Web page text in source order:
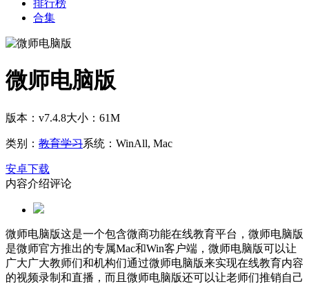
排行榜
合集
微师电脑版
版本：v7.4.8大小：61M
类别： 教育学习系统：WinAll, Mac
安卓下载
内容介绍评论
微师电脑版这是一个包含微商功能在线教育平台，微师电脑版
是微师官方推出的专属Mac和Win客户端，微师电脑版可以让
广大广大教师们和机构们通过微师电脑版来实现在线教育内容
的视频录制和直播，而且微师电脑版还可以让老师们推销自己